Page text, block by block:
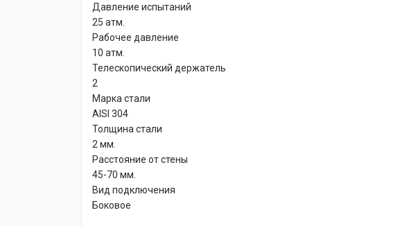
Давление испытаний
25 атм.
Рабочее давление
10 атм.
Телескопический держатель
2
Марка стали
AISI 304
Толщина стали
2 мм.
Расстояние от стены
45-70 мм.
Вид подключения
Боковое